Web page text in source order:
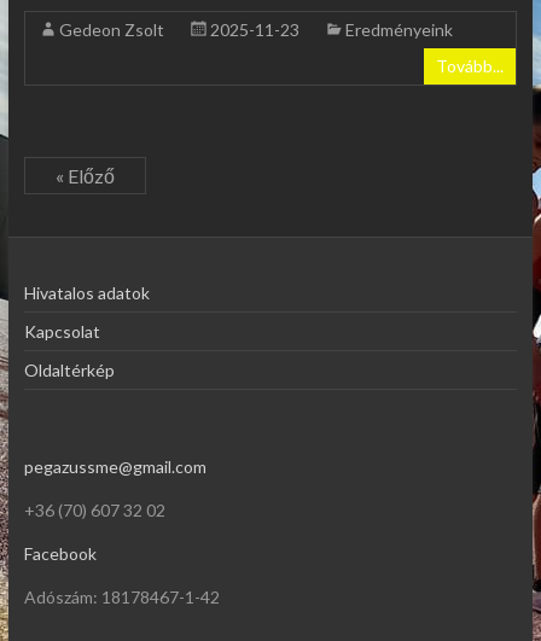
Gedeon Zsolt 2025-11-23
Eredményeink
Tovább...
« Előző
Hivatalos adatok
Kapcsolat
Oldaltérkép
pegazussme@gmail.com
+36 (70) 607 32 02
Facebook
Adószám: 18178467-1-42